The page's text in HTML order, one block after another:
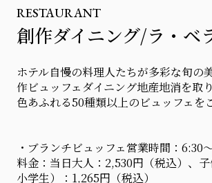
RESTAURANT
創作ダイニング/ラ・ベ
ホテル自慢の料理人たちが多彩な旬の
作ビュッフェダイニング地産地消を取
色あふれる50種類以上のビュッフェを
・ブランチビュッフェ営業時間：6:30
料金：当日大人：2,530円（税込）、
小学生）：1,265円（税込）